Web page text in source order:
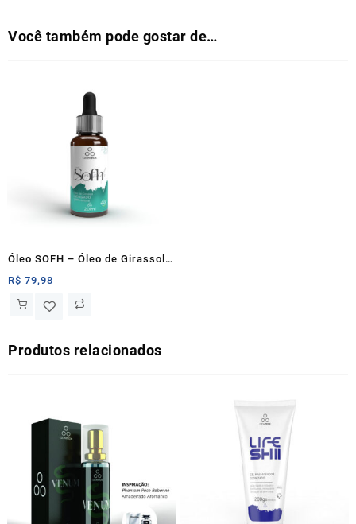
Você também pode gostar de…
Óleo SOFH – Óleo de Girassol
Ozonizado | Ozonteck
R$ 79,98
Produtos relacionados